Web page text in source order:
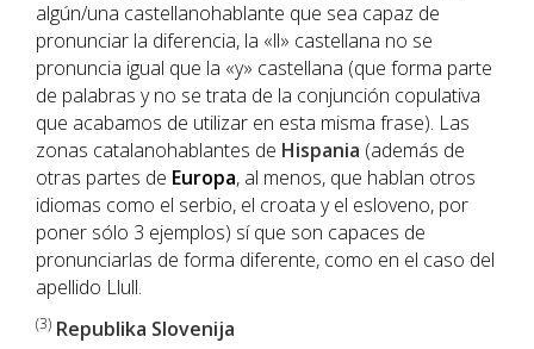
algún/una castellanohablante que sea capaz de
pronunciar la diferencia, la «ll» castellana no se
pronuncia igual que la «y» castellana (que forma parte
de palabras y no se trata de la conjunción copulativa
que acabamos de utilizar en esta misma frase). Las
zonas catalanohablantes de Hispania (además de
otras partes de Europa, al menos, que hablan otros
idiomas como el serbio, el croata y el esloveno, por
poner sólo 3 ejemplos) sí que son capaces de
pronunciarlas de forma diferente, como en el caso del
apellido Llull.
(3) Republika Slovenija